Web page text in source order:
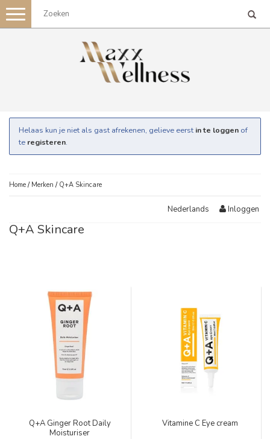
Toggle
navigation
Helaas kun je niet als gast afrekenen, gelieve eerst in te loggen of
te registeren.
Home / Merken / Q+A Skincare
Nederlands Inloggen
Q+A Skincare
Q+A Ginger Root Daily
Moisturiser
Vitamine C Eye cream